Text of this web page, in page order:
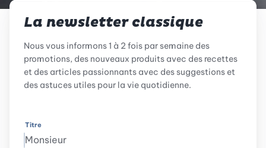
La newsletter classique
Nous vous informons 1 à 2 fois par semaine des
promotions, des nouveaux produits avec des recettes
et des articles passionnants avec des suggestions et
des astuces utiles pour la vie quotidienne.
Titre
Monsieur